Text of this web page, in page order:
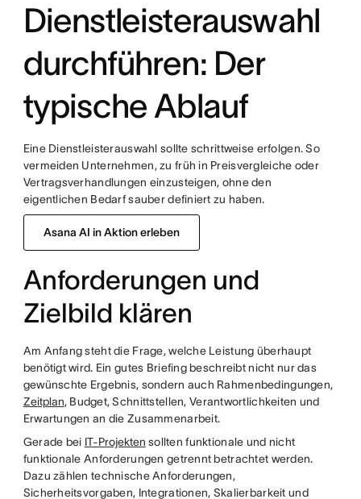
Dienstleisterauswahl
durchführen: Der
typische Ablauf
Eine Dienstleisterauswahl sollte schrittweise erfolgen. So
vermeiden Unternehmen, zu früh in Preisvergleiche oder
Vertragsverhandlungen einzusteigen, ohne den
eigentlichen Bedarf sauber definiert zu haben.
Asana AI in Aktion erleben
Anforderungen und
Zielbild klären
Am Anfang steht die Frage, welche Leistung überhaupt
benötigt wird. Ein gutes Briefing beschreibt nicht nur das
gewünschte Ergebnis, sondern auch Rahmenbedingungen,
Zeitplan, Budget, Schnittstellen, Verantwortlichkeiten und
Erwartungen an die Zusammenarbeit.
Gerade bei IT-Projekten sollten funktionale und nicht
funktionale Anforderungen getrennt betrachtet werden.
Dazu zählen technische Anforderungen,
Sicherheitsvorgaben, Integrationen, Skalierbarkeit und